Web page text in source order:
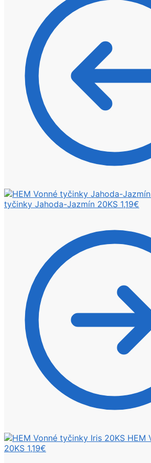
tyčinky Jahoda-Jazmín 20KS 1,19€
HEM
20KS 1,19€